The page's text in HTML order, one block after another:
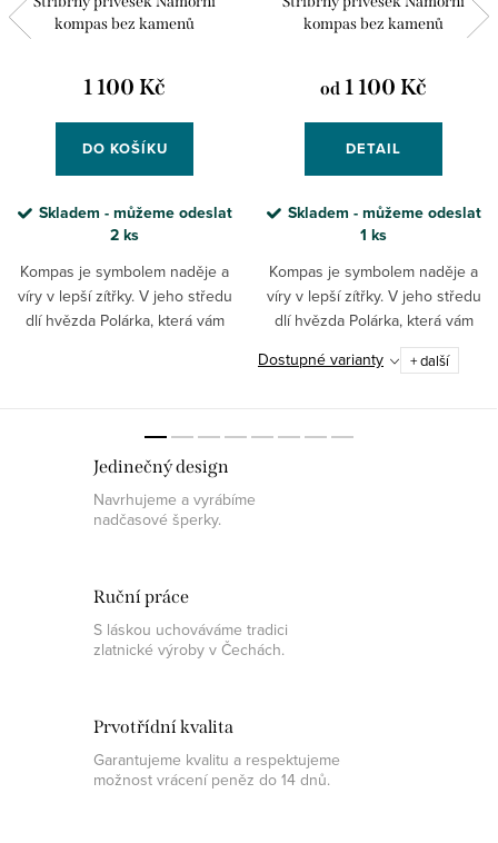
kompas bez kamenů
1 100 Kč
DO KOŠÍKU
Skladem - můžeme odeslat
2 ks
Kompas je symbolem naděje a
víry v lepší zítřky. V jeho středu
dlí hvězda Polárka, která vám
kompas bez kamenů
od 1 100 Kč
DETAIL
Skladem - můžeme odeslat
1 ks
Kompas je symbolem naděje a
víry v lepší zítřky. V jeho středu
dlí hvězda Polárka, která vám
vždy ukáže ten správný směr.
Esteticky krásný design
Dostupné varianty + další
Jedinečný design
Navrhujeme a vyrábíme
nadčasové šperky.
Ruční práce
S láskou uchováváme tradici
zlatnické výroby v Čechách.
Prvotřídní kvalita
Garantujeme kvalitu a respektujeme
možnost vrácení peněz do 14 dnů.